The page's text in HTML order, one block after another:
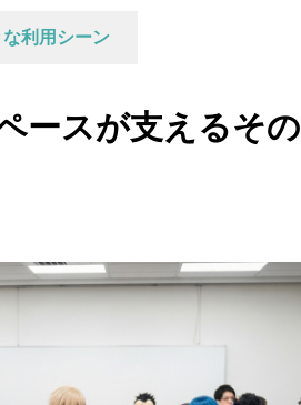
利用シーン
ースが支えるその